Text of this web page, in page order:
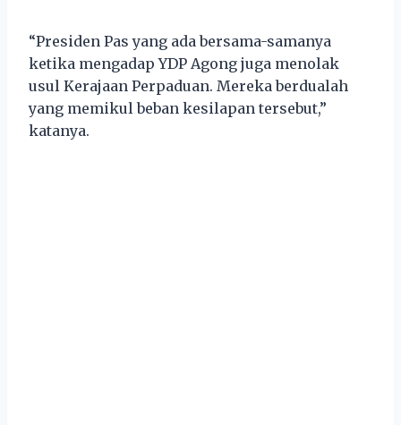
“Presiden Pas yang ada bersama-samanya
ketika mengadap YDP Agong juga menolak
usul Kerajaan Perpaduan. Mereka berdualah
yang memikul beban kesilapan tersebut,”
katanya.